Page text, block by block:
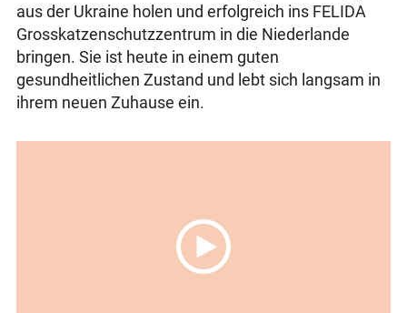
aus der Ukraine holen und erfolgreich ins FELIDA
Grosskatzenschutzzentrum in die Niederlande
bringen. Sie ist heute in einem guten
gesundheitlichen Zustand und lebt sich langsam in
ihrem neuen Zuhause ein.